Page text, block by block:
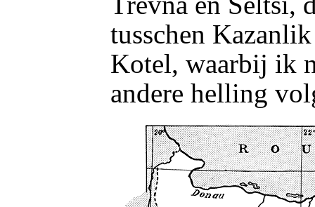
tusschen
Kotel, waarbij ik
andere helling